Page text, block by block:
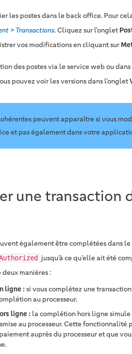
les postes dans le back office. Pour
> Transactions. Cliquez sur l’onglet
vos modifications en cliquant sur
des postes via le service web ou
pouvez voir les versions dans l’onglet
peuvent apparaître si vous
et pas également dans votre
une transaction
également être complétées dans
jusqu’à ce qu’elle ait été
manières :
ligne :si vous complétez une
au processeur.
ligne : la complétion hors ligne
au processeur. Cette fonctionnalité
auprès du processeur et que